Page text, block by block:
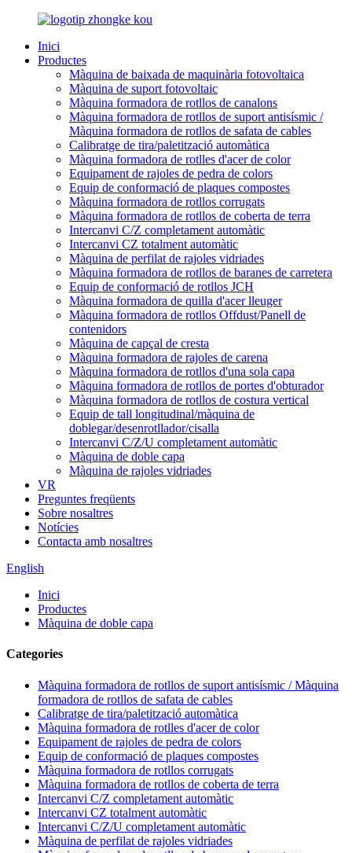
Inici
Productes
Màquina de baixada de maquinària fotovoltaica
Màquina de suport fotovoltaic
Màquina formadora de rotllos de canalons
Màquina formadora de rotllos de suport antisísmic /
Màquina formadora de rotllos de safata de cables
Calibratge de tira/paletització automàtica
Màquina formadora de rotlles d'acer de color
Equipament de rajoles de pedra de colors
Equip de conformació de plaques compostes
Màquina formadora de rotllos corrugats
Màquina formadora de rotllos de coberta de terra
Intercanvi C/Z completament automàtic
Intercanvi CZ totalment automàtic
Màquina de perfilat de rajoles vidriades
Màquina formadora de rotllos de baranes de carretera
Equip de conformació de rotllos JCH
Màquina formadora de quilla d'acer lleuger
Màquina formadora de rotllos Offdust/Panell de
contenidors
Màquina de capçal de cresta
Màquina formadora de rajoles de carena
Màquina formadora de rotllos d'una sola capa
Màquina formadora de rotllos de portes d'obturador
Màquina formadora de rotllos de costura vertical
Equip de tall longitudinal/màquina de
doblegar/desenrotllador/cisalla
Intercanvi C/Z/U completament automàtic
Màquina de doble capa
Màquina de rajoles vidriades
VR
Preguntes freqüents
Sobre nosaltres
Notícies
Contacta amb nosaltres
English
Inici
Productes
Màquina de doble capa
Categories
Màquina formadora de rotllos de suport antisísmic / Màquina
formadora de rotllos de safata de cables
Calibratge de tira/paletització automàtica
Màquina formadora de rotlles d'acer de color
Equipament de rajoles de pedra de colors
Equip de conformació de plaques compostes
Màquina formadora de rotllos corrugats
Màquina formadora de rotllos de coberta de terra
Intercanvi C/Z completament automàtic
Intercanvi CZ totalment automàtic
Intercanvi C/Z/U completament automàtic
Màquina de perfilat de rajoles vidriades